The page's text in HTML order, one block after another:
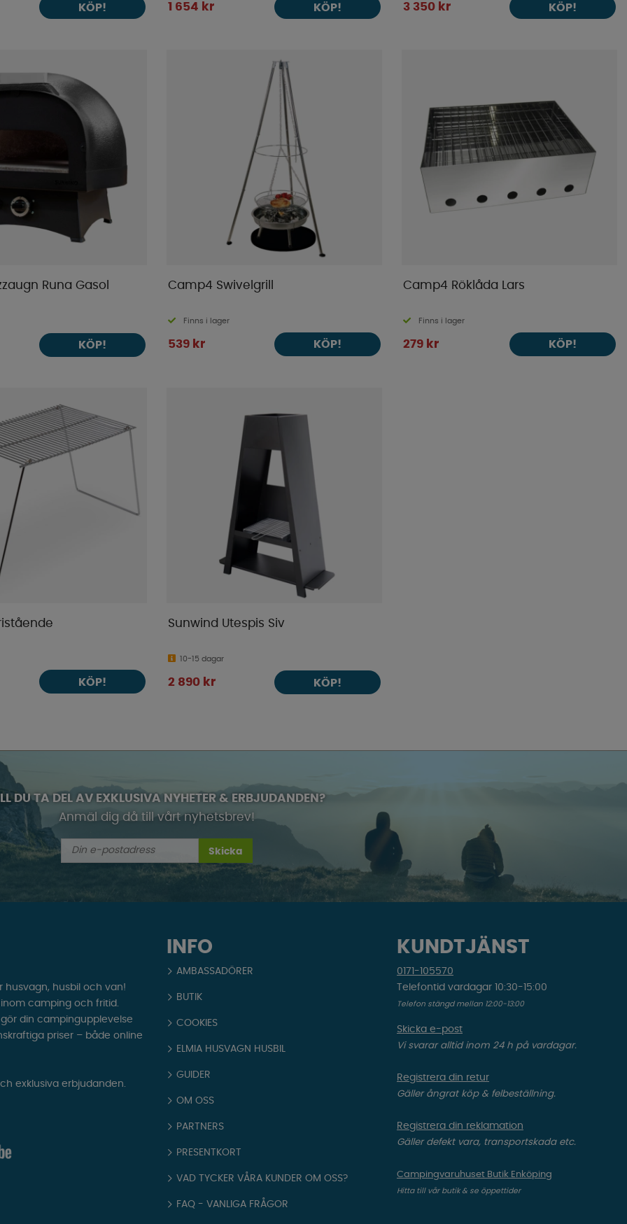
KÖP! 1 654 kr KÖP! 3 350 kr KÖP!
Runa Gasol
KÖP!
Camp4 Swivelgrill
Finns i lager
539 kr KÖP!
Camp4 Röklåda Lars
Finns i lager
279 kr KÖP!
KÖP!
Sunwind Utespis Siv
10-15 dagar
2 890 kr KÖP!
DU TA DEL AV EXKLUSIVA NYHETER & ERBJUDANDEN?
Anmäl dig då till vårt nyhetsbrev!
Skicka
INFO
AMBASSADÖRER
BUTIK
COOKIES
ELMIA HUSVAGN HUSBIL
GUIDER
OM OSS
PARTNERS
PRESENTKORT
VAD TYCKER VÅRA KUNDER OM OSS?
FAQ - VANLIGA FRÅGOR
KUNDTJÄNST
0171-105570
Telefontid vardagar 10:30-15:00
Telefon stängd mellan 12:00-13:00
Skicka e-post
Vi svarar alltid inom 24 h på vardagar.
Registrera din retur
Gäller ångrat köp & felbeställning.
Registrera din reklamation
Gäller defekt vara, transportskada etc.
Campingvaruhuset Butik Enköping
Hitta till vår butik & se öppettider
husvagn, husbil och van!
camping och fritid.
din campingupplevelse
priser – både online
exklusiva erbjudanden.